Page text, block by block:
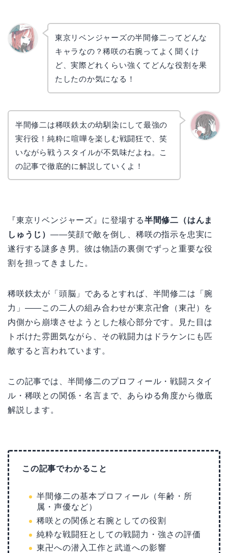
東京リベンジャーズの半間修二ってどんな
キャラなの？稀咲の右腕ってよく聞くけ
ど、実際どれくらい強くてどんな役割を果
たしたのか気になる！
半間修二は稀咲鉄太の幼馴染にして最強の
実行役！純粋に喧嘩を楽しむ戦闘狂で、笑
いながら戦うスタイルが不気味だよね。こ
の記事で徹底的に解説していくよ！
『東京リベンジャーズ』に登場する半間修二（はんま
しゅうじ） ——笑顔で敵を倒し、稀咲の指示を忠実に
遂行する謎多き男。彼は物語の裏側でずっと重要な役
割を担ってきました。
稀咲鉄太が「頭脳」であるとすれば、半間修二は「腕
力」——この二人の組み合わせが東京卍會（東卍）を
内側から崩壊させようとした核心部分です。見た目は
トボけた雰囲気ながら、その戦闘力はドラケンにも匹
敵すると言われています。
この記事では、半間修二のプロフィール・戦闘スタイ
ル・稀咲との関係・名言まで、あらゆる角度から徹底
解説します。
この記事でわかること
半間修二の基本プロフィール（年齢・所
属・声優など）
稀咲との関係と右腕としての役割
純粋な戦闘狂としての戦闘力・強さの評価
東卍への潜入工作と武道への影響